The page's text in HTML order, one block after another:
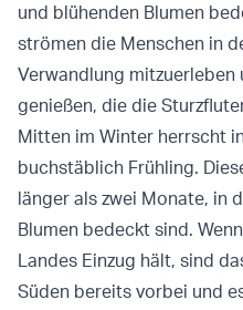
und blühenden Blumen
strömen die Menschen in
Verwandlung mitzuerleben
genießen, die die
Mitten im Winter herrscht
buchstäblich Frühling.
länger als zwei Monate, in
Blumen bedeckt sind.
Landes Einzug hält, sind
Süden bereits vorbei und